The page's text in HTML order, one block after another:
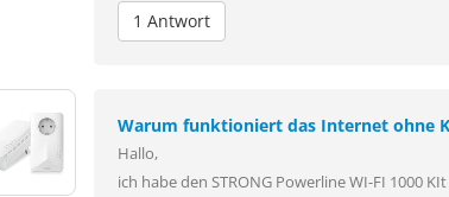
1 Antwort
Warum funktioniert das Internet ohne
Hallo,
ich habe den STRONG Powerline WI-FI 1000